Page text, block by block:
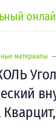
материалы